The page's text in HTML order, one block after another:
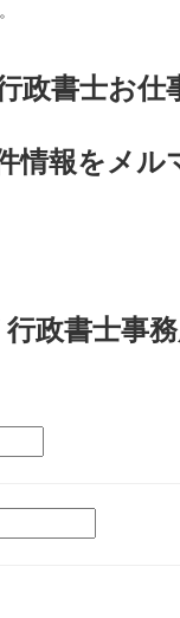
政書士お仕
情報をメル
政書士事